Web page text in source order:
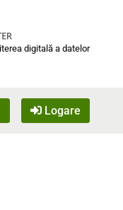
digitală a datelor
Logare